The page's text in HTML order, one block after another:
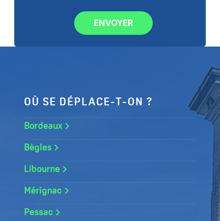
OÙ SE DÉPLACE-T-ON ?
Bordeaux
Bègles
Libourne
Mérignac
Pessac